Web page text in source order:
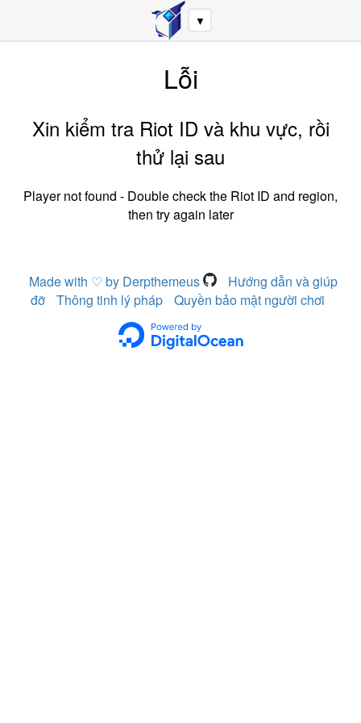
▼
Lỗi
Xin kiểm tra Riot ID và khu vực, rồi
thử lại sau
Player not found - Double check the Riot ID and region,
then try again later
Made with ♡ by Derpthemeus
Hướng dẫn và giúp
đỡ
Thông tinh lý pháp Quyền bảo mật người chơi